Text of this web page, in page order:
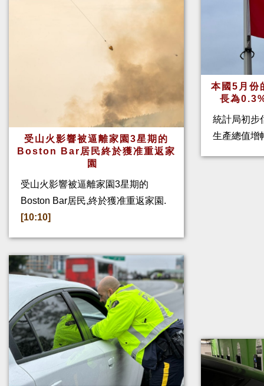
受山火影響被逼離家園3星期的
Boston Bar居民終於獲准重返家
園
受山火影響被逼離家園3星期的
Boston Bar居民,終於獲准重返家園.
[10:10]
本國5月份
長為
統計局初步
生產總值增